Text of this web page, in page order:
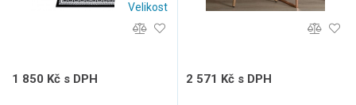
Velikost
1 850 Kč s DPH 2 571 Kč s DPH